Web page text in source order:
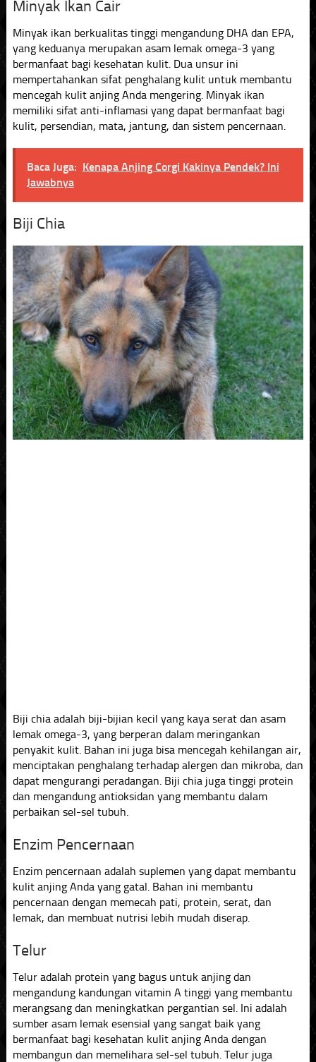
Minyak Ikan Cair
Minyak ikan berkualitas tinggi mengandung DHA dan EPA,
yang keduanya merupakan asam lemak omega-3 yang
bermanfaat bagi kesehatan kulit. Dua unsur ini
mempertahankan sifat penghalang kulit untuk membantu
mencegah kulit anjing Anda mengering. Minyak ikan
memiliki sifat anti-inflamasi yang dapat bermanfaat bagi
kulit, persendian, mata, jantung, dan sistem pencernaan.
Baca Juga: Kenapa Anjing Corgi Kakinya Pendek? Ini
Jawabnya
Biji Chia
Biji chia adalah biji-bijian kecil yang kaya serat dan asam
lemak omega-3, yang berperan dalam meringankan
penyakit kulit. Bahan ini juga bisa mencegah kehilangan air,
menciptakan penghalang terhadap alergen dan mikroba, dan
dapat mengurangi peradangan. Biji chia juga tinggi protein
dan mengandung antioksidan yang membantu dalam
perbaikan sel-sel tubuh.
Enzim Pencernaan
Enzim pencernaan adalah suplemen yang dapat membantu
kulit anjing Anda yang gatal. Bahan ini membantu
pencernaan dengan memecah pati, protein, serat, dan
lemak, dan membuat nutrisi lebih mudah diserap.
Telur
Telur adalah protein yang bagus untuk anjing dan
mengandung kandungan vitamin A tinggi yang membantu
merangsang dan meningkatkan pergantian sel. Ini adalah
sumber asam lemak esensial yang sangat baik yang
bermanfaat bagi kesehatan kulit anjing Anda dengan
membangun dan memelihara sel-sel tubuh. Telur juga